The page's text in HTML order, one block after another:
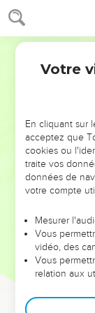
NE
ET SI LEURS
leur foi ou leur
et les saisons
Dans cette
clés pour
Votre
En cliquant sur
acceptez que
cookies ou
traite vos
données de
votre compte
Mesurer
Vous
vidéo, des
Vous
relation aux